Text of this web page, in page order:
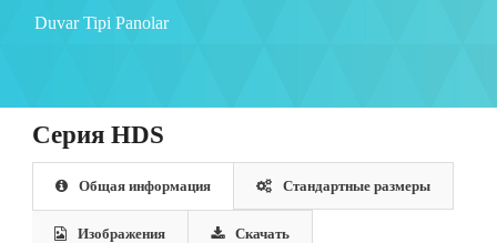
Duvar Tipi Panolar
Cерия HDS
Общая информация Стандартные размеры
Изображения Скачать